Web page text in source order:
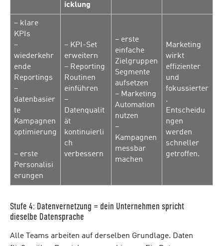
icklung
– klare
KPIs
–
wiederkehr
ende
Reportings
–
datenbasier
te
Kampagnen
optimierung
– erste
Personalisi
erungen
– KPI-Set
erweitern
– Reporting
Routinen
einführen
–
Datenqualit
ät
kontinuierli
ch
verbessern
– erste
einfache
Zielgruppen
Segmente
aufsetzen
– Marketing
Automation
nutzen
–
Kampagnen
messbar
machen
Marketing
wirkt
effizienter
und
fokussierter
.
Entscheidu
ngen
werden
schneller
getroffen.
Stufe 4: Datenvernetzung = dein Unternehmen spricht
dieselbe Datensprache
Alle Teams arbeiten auf derselben Grundlage. Daten